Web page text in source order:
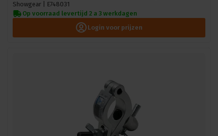
Showgear |
E748031
Op voorraad levertijd 2 a 3 werkdagen
Login voor prijzen